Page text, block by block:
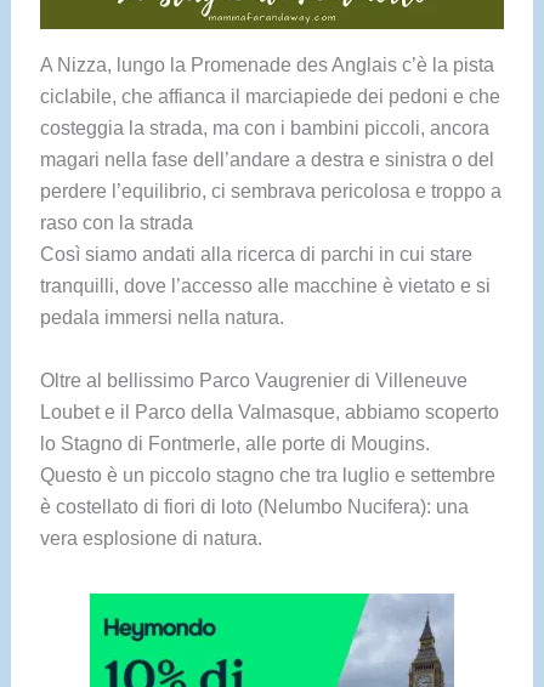
A Nizza, lungo la Promenade des Anglais c’è la pista
ciclabile, che affianca il marciapiede dei pedoni e che
costeggia la strada, ma con i bambini piccoli, ancora
magari nella fase dell’andare a destra e sinistra o del
perdere l’equilibrio, ci sembrava pericolosa e troppo a
raso con la strada
Così siamo andati alla ricerca di parchi in cui stare
tranquilli, dove l’accesso alle macchine è vietato e si
pedala immersi nella natura.
Oltre al bellissimo Parco Vaugrenier di Villeneuve
Loubet e il Parco della Valmasque, abbiamo scoperto
lo Stagno di Fontmerle, alle porte di Mougins.
Questo è un piccolo stagno che tra luglio e settembre
è costellato di fiori di loto (Nelumbo Nucifera): una
vera esplosione di natura.